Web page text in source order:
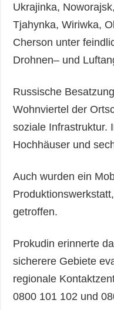
Ukrajinka,
Tjahynka, Wiriwka,
Cherson unter
Drohnen– und
Russische
Wohnviertel der
soziale Infrastruktur.
Hochhäuser und
Auch wurden ein
getroffen.
Prokudin erinnerte
sicherere Gebiete
regionale
0800 101 102 und